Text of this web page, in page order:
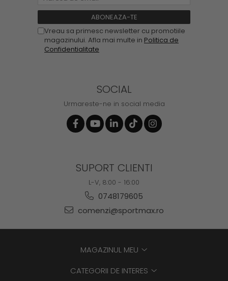
Vreau sa primesc newsletter cu promotiile
magazinului. Afla mai multe in Politica de
Confidentialitate
SOCIAL
Urmareste-ne in social media
SUPORT CLIENTI
L-V, 8:00 - 16:00
0748179605
comenzi@sportmax.ro
MAGAZINUL MEU
CATEGORII DE INTERES